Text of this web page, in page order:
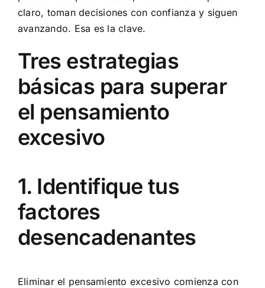
claro, toman decisiones con confianza y siguen
avanzando. Esa es la clave.
Tres estrategias
básicas para superar
el pensamiento
excesivo
1. Identifique tus
factores
desencadenantes
Eliminar el pensamiento excesivo comienza con